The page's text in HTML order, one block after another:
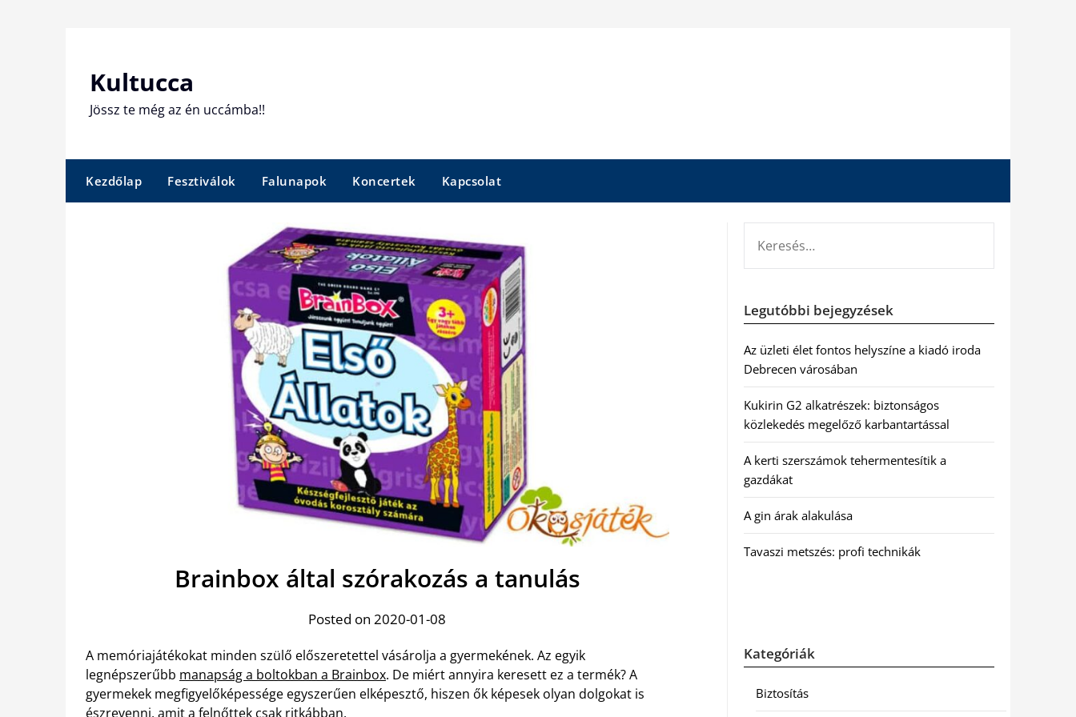
Kultucca
Jössz te még az én uccámba!!
Kezdőlap Fesztiválok Falunapok Koncertek Kapcsolat
Brainbox által szórakozás a tanulás
Posted on 2020-01-08
A memóriajátékokat minden szülő előszeretettel vásárolja a gyermekének. Az egyik
legnépszerűbb manapság a boltokban a Brainbox. De miért annyira keresett ez a termék? A
gyermekek megfigyelőképessége egyszerűen elképesztő, hiszen ők képesek olyan dolgokat is
észrevenni, amit a felnőttek csak ritkábban.
Legutóbbi bejegyzések
Az üzleti élet fontos helyszíne a kiadó iroda
Debrecen városában
Kukirin G2 alkatrészek: biztonságos
közlekedés megelőző karbantartással
A kerti szerszámok tehermentesítik a
gazdákat
A gin árak alakulása
Tavaszi metszés: profi technikák
Kategóriák
Biztosítás